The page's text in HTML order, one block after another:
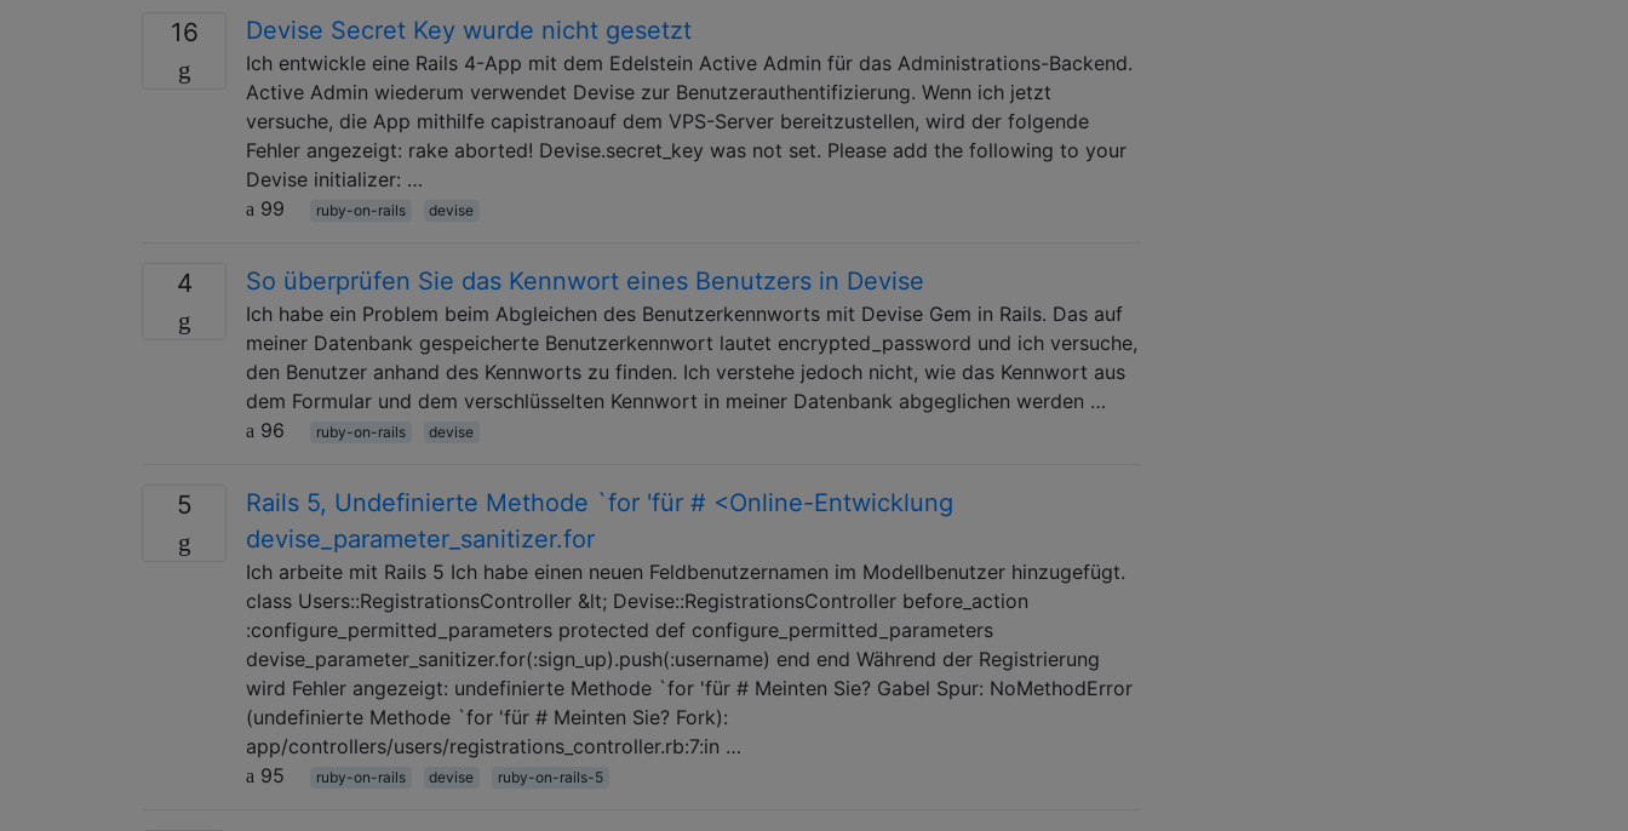
16 Devise Secret Key wurde nicht gesetzt
Ich entwickle eine Rails 4-App mit dem Edelstein Active Admin für das Administrations-Backend.
Active Admin wiederum verwendet Devise zur Benutzerauthentifizierung. Wenn ich jetzt
versuche, die App mithilfe capistranoauf dem VPS-Server bereitzustellen, wird der folgende
Fehler angezeigt: rake aborted! Devise.secret_key was not set. Please add the following to your
Devise initializer: …
99
ruby-on-rails devise
4 So überprüfen Sie das Kennwort eines Benutzers in Devise
Ich habe ein Problem beim Abgleichen des Benutzerkennworts mit Devise Gem in Rails. Das auf
meiner Datenbank gespeicherte Benutzerkennwort lautet encrypted_password und ich versuche,
den Benutzer anhand des Kennworts zu finden. Ich verstehe jedoch nicht, wie das Kennwort aus
dem Formular und dem verschlüsselten Kennwort in meiner Datenbank abgeglichen werden …
96
ruby-on-rails devise
5
Rails 5, Undefinierte Methode `for 'für # <Online-Entwicklung
devise_parameter_sanitizer.for
Ich arbeite mit Rails 5 Ich habe einen neuen Feldbenutzernamen im Modellbenutzer hinzugefügt.
class Users::RegistrationsController &lt; Devise::RegistrationsController before_action
:configure_permitted_parameters protected def configure_permitted_parameters
devise_parameter_sanitizer.for(:sign_up).push(:username) end end Während der Registrierung
wird Fehler angezeigt: undefinierte Methode `for 'für # Meinten Sie? Gabel Spur: NoMethodError
(undefinierte Methode `for 'für # Meinten Sie? Fork):
app/controllers/users/registrations_controller.rb:7:in …
95
ruby-on-rails devise ruby-on-rails-5